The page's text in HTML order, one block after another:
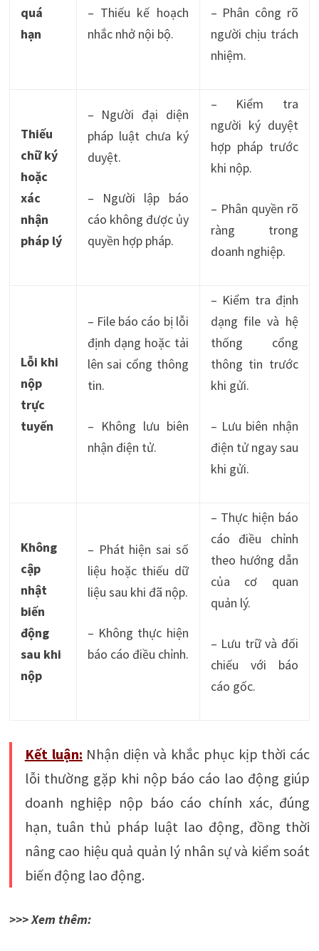
quá
hạn
– Thiếu kế hoạch
nhắc nhở nội bộ.
– Phân công rõ
người chịu trách
nhiệm.
Thiếu
chữ ký
hoặc
xác
nhận
pháp lý
– Người đại diện
pháp luật chưa ký
duyệt.
– Người lập báo
cáo không được ủy
quyền hợp pháp.
– Kiểm tra
người ký duyệt
hợp pháp trước
khi nộp.
– Phân quyền rõ
ràng trong
doanh nghiệp.
Lỗi khi
nộp
trực
tuyến
– File báo cáo bị lỗi
định dạng hoặc tải
lên sai cổng thông
tin.
– Không lưu biên
nhận điện tử.
– Kiểm tra định
dạng file và hệ
thống cổng
thông tin trước
khi gửi.
– Lưu biên nhận
điện tử ngay sau
khi gửi.
Không
cập
nhật
biến
động
sau khi
nộp
– Phát hiện sai số
liệu hoặc thiếu dữ
liệu sau khi đã nộp.
– Không thực hiện
báo cáo điều chỉnh.
– Thực hiện báo
cáo điều chỉnh
theo hướng dẫn
của cơ quan
quản lý.
– Lưu trữ và đối
chiếu với báo
cáo gốc.
Kết luận: Nhận diện và khắc phục kịp thời các
lỗi thường gặp khi nộp báo cáo lao động giúp
doanh nghiệp nộp báo cáo chính xác, đúng
hạn, tuân thủ pháp luật lao động, đồng thời
nâng cao hiệu quả quản lý nhân sự và kiểm soát
biến động lao động.
>>> Xem thêm: